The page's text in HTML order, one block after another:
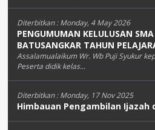
Diterbitkan :Monday, 4 May 2026
PENGUMUMAN KELULUSAN SMA
BATUSANGKAR TAHUN
Assalamualaikum Wr. Wb Puji Syukur
Peserta didik kelas...
Diterbitkan :Monday, 17 Nov 2025
Himbauan Pengambilan Ijazah